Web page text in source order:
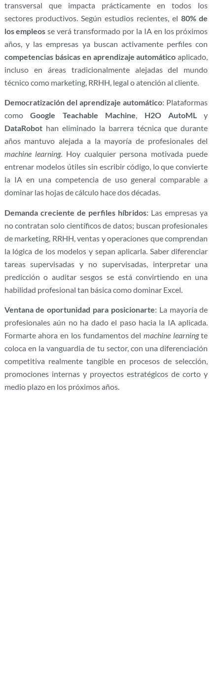
transversal que impacta prácticamente en todos los
sectores productivos. Según estudios recientes, el 80% de
los empleos se verá transformado por la IA en los próximos
años, y las empresas ya buscan activamente perfiles con
competencias básicas en aprendizaje automático aplicado,
incluso en áreas tradicionalmente alejadas del mundo
técnico como marketing, RRHH, legal o atención al cliente.
Democratización del aprendizaje automático: Plataformas
comoGoogle Teachable Machine, H2O AutoML y
DataRobothan eliminado la barrera técnica que durante
años mantuvo alejada a la mayoría de profesionales del
machine learning. Hoy cualquier persona motivada puede
entrenar modelos útiles sin escribir código, lo que convierte
la IA en una competencia de uso general comparable a
dominar las hojas de cálculo hace dos décadas.
Demanda creciente de perfiles híbridos: Las empresas ya
no contratan solo científicos de datos; buscan profesionales
de marketing, RRHH, ventas y operaciones que comprendan
la lógica de los modelos y sepan aplicarla. Saber diferenciar
tareas supervisadas y no supervisadas, interpretar una
predicción o auditar sesgos se está convirtiendo en una
habilidad profesional tan básica como dominar Excel.
Ventana de oportunidad para posicionarte: La mayoría de
profesionales aún no ha dado el paso hacia la IA aplicada.
Formarte ahora en los fundamentos del machine learningte
coloca en la vanguardia de tu sector, con una diferenciación
competitiva realmente tangible en procesos de selección,
promociones internas y proyectos estratégicos de corto y
medio plazo en los próximos años.